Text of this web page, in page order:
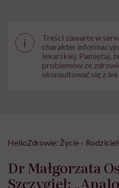
i
Treści zawarte w
charakter
lekarskiej. Pamiętaj,
problemów ze
skonsultować się z
HelloZdrowie: Życie ›
Dr Małgorzata
Szczygieł: